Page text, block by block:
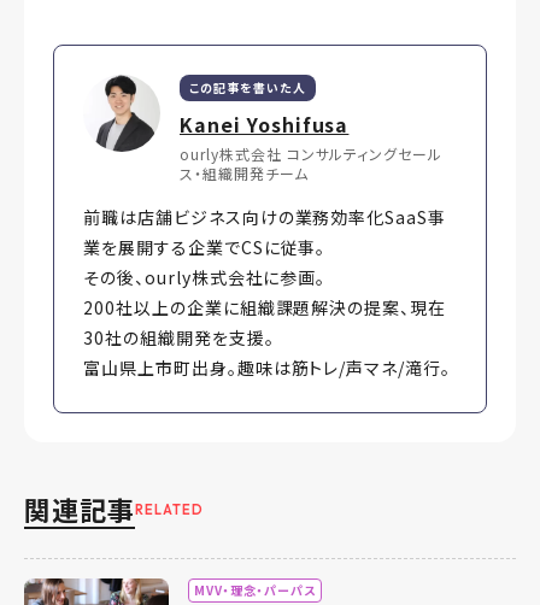
この記事を書いた人
Kanei Yoshifusa
ourly株式会社 コンサルティングセール
ス・組織開発チーム
前職は店舗ビジネス向けの業務効率化SaaS事
業を展開する企業でCSに従事。
その後、ourly株式会社に参画。
200社以上の企業に組織課題解決の提案、現在
30社の組織開発を支援。
富山県上市町出身。趣味は筋トレ/声マネ/滝行。
関連記事RELATED
MVV・理念・パーパス